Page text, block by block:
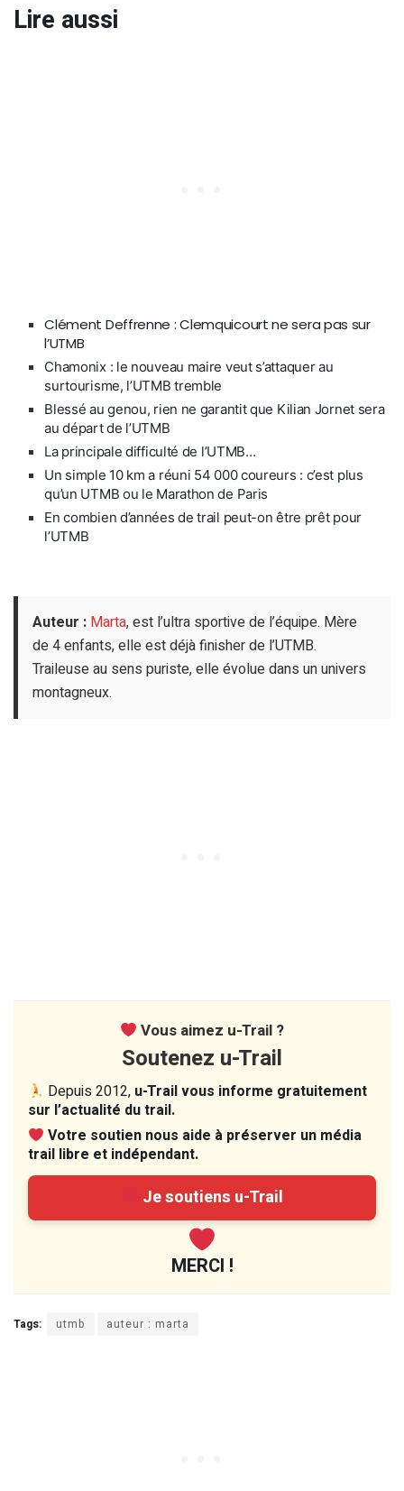
Lire aussi
Clément Deffrenne : Clemquicourt ne sera pas sur
l’UTMB
Chamonix : le nouveau maire veut s’attaquer au
surtourisme, l’UTMB tremble
Blessé au genou, rien ne garantit que Kilian Jornet sera
au départ de l’UTMB
La principale difficulté de l’UTMB…
Un simple 10 km a réuni 54 000 coureurs : c’est plus
qu’un UTMB ou le Marathon de Paris
En combien d’années de trail peut-on être prêt pour
l’UTMB
Auteur : Marta, est l’ultra sportive de l’équipe. Mère
de 4 enfants, elle est déjà finisher de l’UTMB.
Traileuse au sens puriste, elle évolue dans un univers
montagneux.
Vous aimez u-Trail ?
Soutenez u-Trail
Depuis 2012, u-Trail vous informe gratuitement
sur l’actualité du trail.
Votre soutien nous aide à préserver un média
trail libre et indépendant.
Je soutiens u-Trail
MERCI !
Tags: utmb auteur : marta